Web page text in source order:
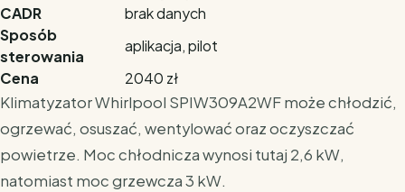
CADR
brak danych
Sposób
sterowania
aplikacja, pilot
Cena
2040 zł
Klimatyzator Whirlpool SPIW309A2WF może chłodzić,
ogrzewać, osuszać, wentylować oraz oczyszczać
powietrze. Moc chłodnicza wynosi tutaj 2,6 kW,
natomiast moc grzewcza 3 kW.